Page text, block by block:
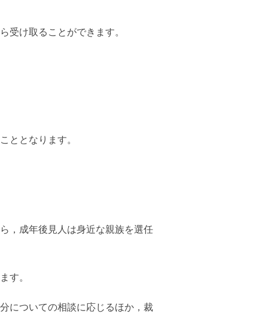
受け取ることができます。
ととなります。
，成年後見人は身近な親族を選任
す。
についての相談に応じるほか，裁